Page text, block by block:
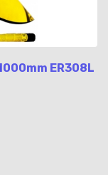
ER308L